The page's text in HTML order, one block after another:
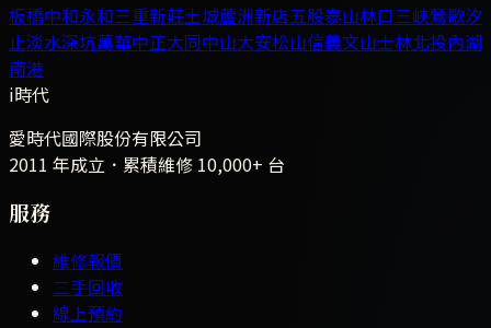
板橋中和永和三重新莊土城蘆洲新店五股泰山林口三峽鶯歌汐
止淡水深坑萬華中正大同中山大安松山信義文山士林北投內湖
南港
i時代
愛時代國際股份有限公司
2011 年成立．累積維修 10,000+ 台
服務
維修報價
二手回收
線上預約